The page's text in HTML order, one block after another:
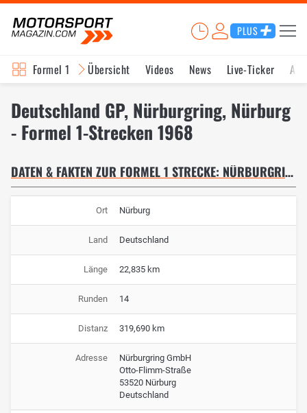
PLUS
Formel 1 Übersicht Videos News Live-Ticker
Deutschland GP, Nürburgring, Nürburg
- Formel 1-Strecken 1968
DATEN & FAKTEN ZUR FORMEL 1 STRECKE: NÜRBURGRING
Ort Nürburg
Land Deutschland
Länge 22,835 km
Runden 14
Distanz 319,690 km
Adresse
Nürburgring GmbH
Otto-Flimm-Straße
53520 Nürburg
Deutschland